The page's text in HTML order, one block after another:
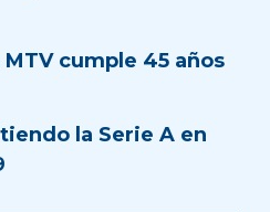
cumple 45 años
la Serie A en